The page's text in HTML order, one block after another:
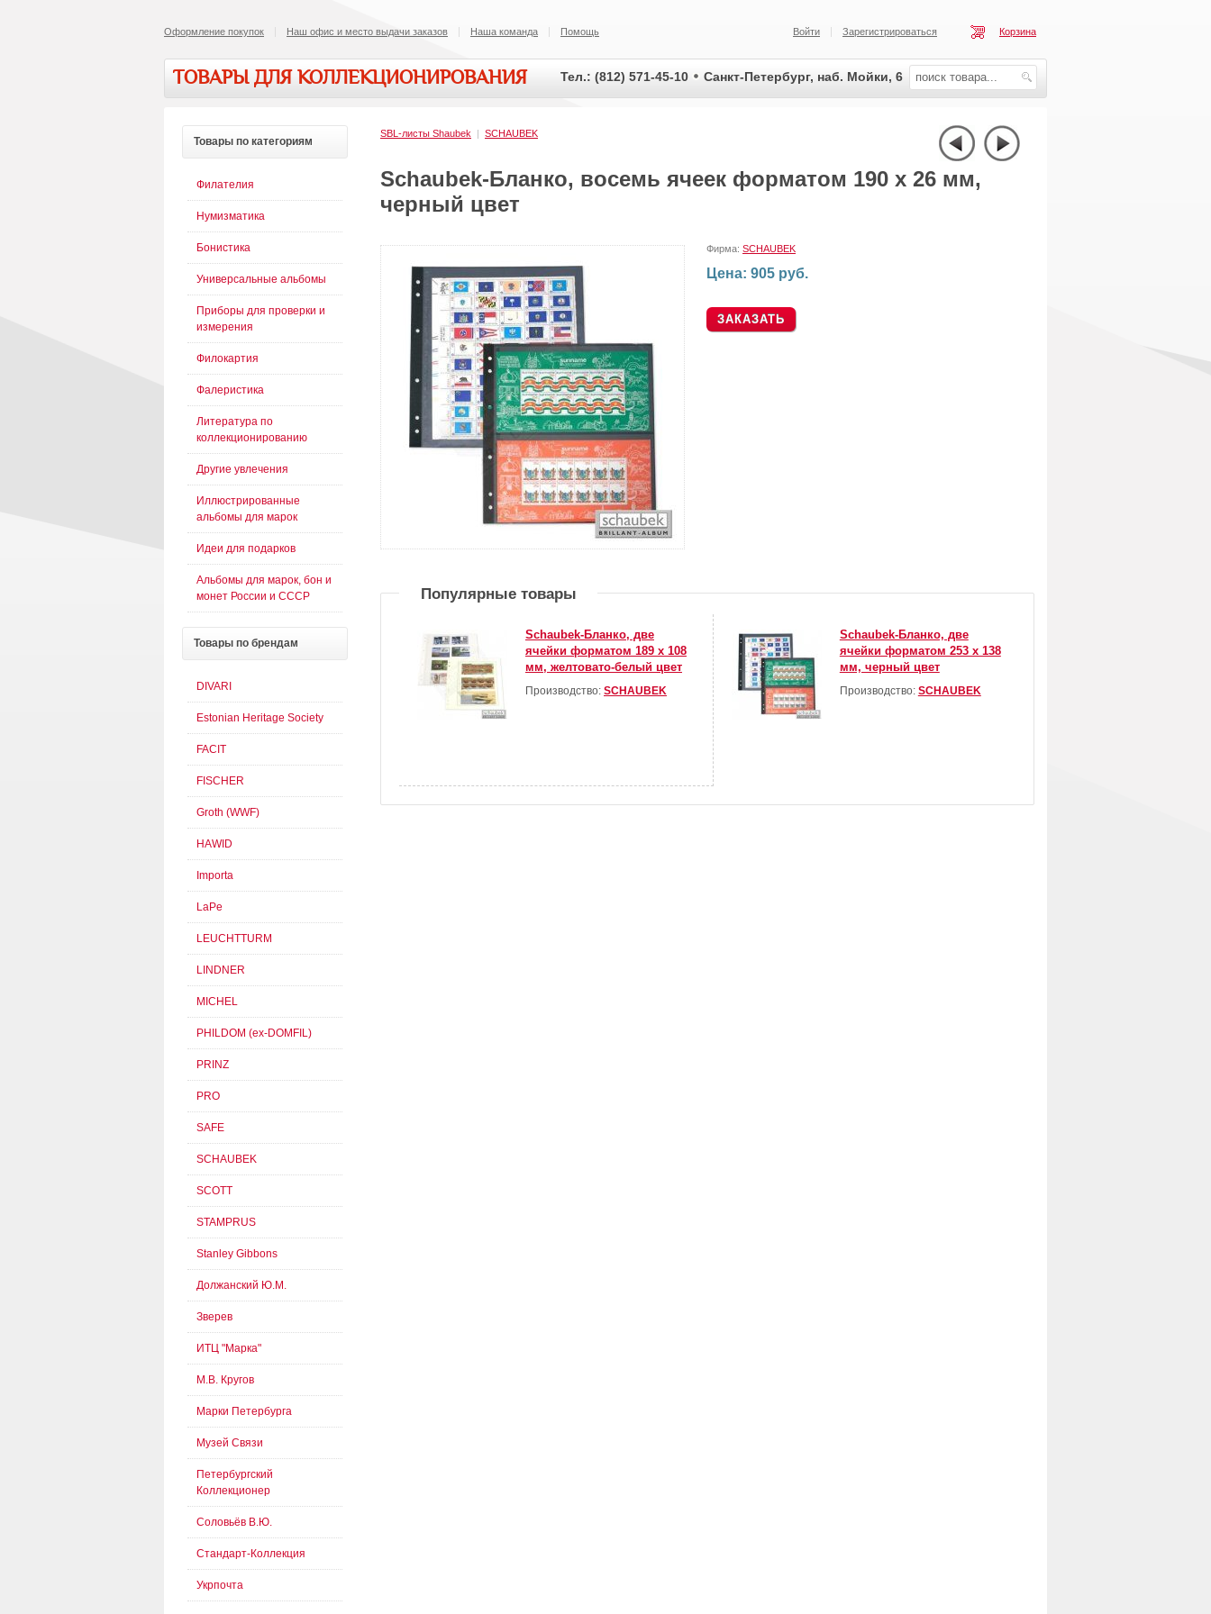
Оформление покупок Наш офис и место выдачи заказов Наша команда Помощь Корзина
Зарегистрироваться
Войти
ТОВАРЫ ДЛЯ КОЛЛЕКЦИОНИРОВАНИЯ Тел.: (812) 571-45-10 Санкт-Петербург, наб. Мойки, 6
SBL-листы Shaubek | SCHAUBEK
Schaubek-Бланко, восемь ячеек форматом 190 х 26 мм,
черный цвет
Фирма: SCHAUBEK
Цена: 905 руб.
Популярные товары
Schaubek-Бланко, две
ячейки форматом 189 х 108
мм, желтовато-белый цвет
Производство: SCHAUBEK
Schaubek-Бланко, две
ячейки форматом 253 х 138
мм, черный цвет
Производство: SCHAUBEK
Товары по категориям
Филателия
Нумизматика
Бонистика
Универсальные альбомы
Приборы для проверки и
измерения
Филокартия
Фалеристика
Литература по
коллекционированию
Другие увлечения
Иллюстрированные
альбомы для марок
Идеи для подарков
Альбомы для марок, бон и
монет России и СССР
Товары по брендам
DIVARI
Estonian Heritage Society
FACIT
FISCHER
Groth (WWF)
HAWID
Importa
LaPe
LEUCHTTURM
LINDNER
MICHEL
PHILDOM (ex-DOMFIL)
PRINZ
PRO
SAFE
SCHAUBEK
SCOTT
STAMPRUS
Stanley Gibbons
Должанский Ю.М.
Зверев
ИТЦ "Марка"
М.В. Кругов
Марки Петербурга
Музей Связи
Петербургский
Коллекционер
Соловьёв В.Ю.
Стандарт-Коллекция
Укрпочта